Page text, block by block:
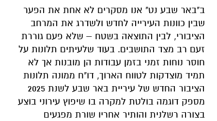
ב"באר שבע נט" אנו מסקרים לא אחת את הפער
שבין כוונות העירייה לחדש ולשדרג את המרחב
הציבורי, לבין התוצאה בשטח – שלא פעם גוררת
זעם רב מצד התושבים. בעוד שלעיתים תלונות על
חוסר נוחות זמני בזמן עבודות הן מובנות אך לא
תמיד מוצדקות לטווח הארוך, דו"ח ממונה תלונות
הציבור החדש של עיריית באר שבע לשנת 2025
מספק דוגמה בולטת למקרה בו שיפוץ עירוני בוצע
בצורה רשלנית והותיר אחריו שורת מפגעים